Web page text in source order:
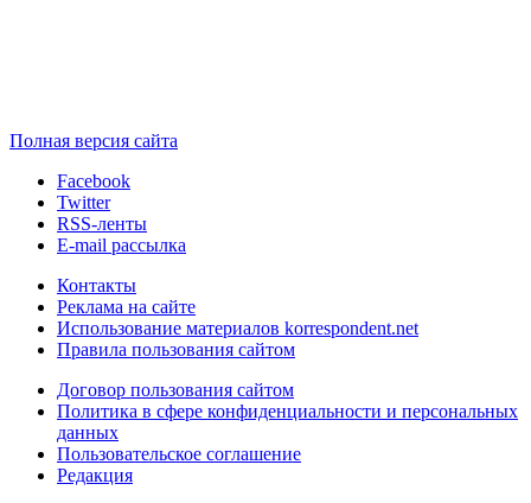
Полная версия сайта
Facebook
Twitter
RSS-ленты
E-mail рассылка
Контакты
Реклама на сайте
Использование материалов korrespondent.net
Правила пользования сайтом
Договор пользования сайтом
Политика в сфере конфиденциальности и персональных
данных
Пользовательское соглашение
Редакция